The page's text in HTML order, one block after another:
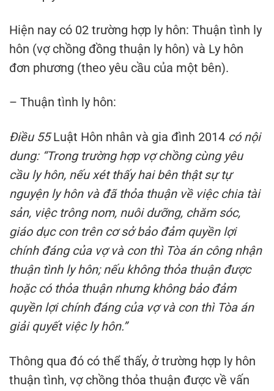
Hiện nay có 02 trường hợp ly hôn: Thuận tình ly
hôn (vợ chồng đồng thuận ly hôn) và Ly hôn
đơn phương (theo yêu cầu của một bên).
– Thuận tình ly hôn:
Điều 55Luật Hôn nhân và gia đình 2014 có nội
dung: “Trong trường hợp vợ chồng cùng yêu
cầu ly hôn, nếu xét thấy hai bên thật sự tự
nguyện ly hôn và đã thỏa thuận về việc chia tài
sản, việc trông nom, nuôi dưỡng, chăm sóc,
giáo dục con trên cơ sở bảo đảm quyền lợi
chính đáng của vợ và con thì Tòa án công nhận
thuận tình ly hôn; nếu không thỏa thuận được
hoặc có thỏa thuận nhưng không bảo đảm
quyền lợi chính đáng của vợ và con thì Tòa án
giải quyết việc ly hôn.”
Thông qua đó có thể thấy, ở trường hợp ly hôn
thuận tình, vợ chồng thỏa thuận được về vấn